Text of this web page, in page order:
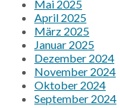
Mai 2025
April 2025
März 2025
Januar 2025
Dezember 2024
November 2024
Oktober 2024
September 2024